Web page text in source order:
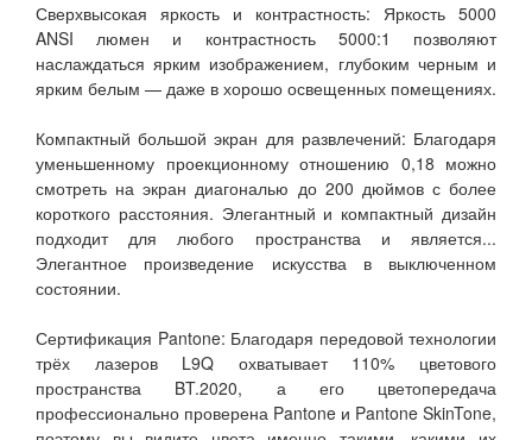
Сверхвысокая яркость и контрастность: Яркость 5000
ANSI люмен и контрастность 5000:1 позволяют
наслаждаться ярким изображением, глубоким черным и
ярким белым — даже в хорошо освещенных помещениях.
Компактный большой экран для развлечений: Благодаря
уменьшенному проекционному отношению 0,18 можно
смотреть на экран диагональю до 200 дюймов с более
короткого расстояния. Элегантный и компактный дизайн
подходит для любого пространства и является...
Элегантное произведение искусства в выключенном
состоянии.
Сертификация Pantone: Благодаря передовой технологии
трёх лазеров L9Q охватывает 110% цветового
пространства BT.2020, а его цветопередача
профессионально проверена Pantone и Pantone SkinTone,